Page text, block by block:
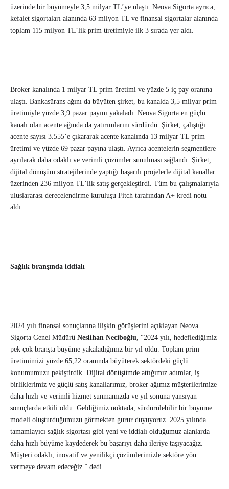
üzerinde bir büyümeyle 3,5 milyar TL’ye ulaştı. Neova Sigorta ayrıca,
kefalet sigortaları alanında 63 milyon TL ve finansal sigortalar alanında
toplam 115 milyon TL’lik prim üretimiyle ilk 3 sırada yer aldı.
Broker kanalında 1 milyar TL prim üretimi ve yüzde 5 iç pay oranına
ulaştı. Bankasürans ağını da büyüten şirket, bu kanalda 3,5 milyar prim
üretimiyle yüzde 3,9 pazar payını yakaladı. Neova Sigorta en güçlü
kanalı olan acente ağında da yatırımlarını sürdürdü. Şirket, çalıştığı
acente sayısı 3.555’e çıkararak acente kanalında 13 milyar TL prim
üretimi ve yüzde 69 pazar payına ulaştı. Ayrıca acentelerin segmentlere
ayrılarak daha odaklı ve verimli çözümler sunulması sağlandı. Şirket,
dijital dönüşüm stratejilerinde yaptığı başarılı projelerle dijital kanallar
üzerinden 236 milyon TL’lik satış gerçekleştirdi. Tüm bu çalışmalarıyla
uluslararası derecelendirme kuruluşu Fitch tarafından A+ kredi notu
aldı.
Sağlık branşında iddialı
2024 yılı finansal sonuçlarına ilişkin görüşlerini açıklayan Neova
Sigorta Genel Müdürü Neslihan Neciboğlu, “2024 yılı, hedeflediğimiz
pek çok branşta büyüme yakaladığımız bir yıl oldu. Toplam prim
üretimimizi yüzde 65,22 oranında büyüterek sektördeki güçlü
konumumuzu pekiştirdik. Dijital dönüşümde attığımız adımlar, iş
birliklerimiz ve güçlü satış kanallarımız, broker ağımız müşterilerimize
daha hızlı ve verimli hizmet sunmamızda ve yıl sonuna yansıyan
sonuçlarda etkili oldu. Geldiğimiz noktada, sürdürülebilir bir büyüme
modeli oluşturduğumuzu görmekten gurur duyuyoruz. 2025 yılında
tamamlayıcı sağlık sigortası gibi yeni ve iddialı olduğumuz alanlarda
daha hızlı büyüme kaydederek bu başarıyı daha ileriye taşıyacağız.
Müşteri odaklı, inovatif ve yenilikçi çözümlerimizle sektöre yön
vermeye devam edeceğiz.” dedi.